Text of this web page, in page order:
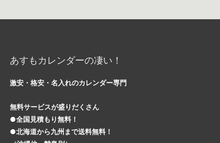
あすもカレンダーの凄い！
激安・格安・名入れのカレンダー専門
無料サービスが盛りだくさん
●全国見積もり無料！
●北海道から九州まで送料無料！